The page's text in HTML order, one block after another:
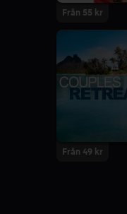
Från 55 kr
Från 49 kr